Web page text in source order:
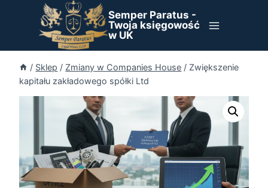
Semper Paratus -
Twoja księgowość
w UK
/ Sklep / Zmiany w Companies House / Zwiększenie
kapitału zakładowego spółki Ltd